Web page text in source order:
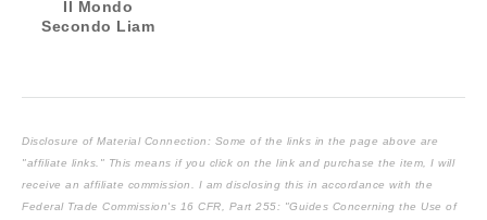
Il Mondo
Secondo Liam
Disclosure of Material Connection: Some of the links in the page above are
"affiliate links." This means if you click on the link and purchase the item, I will
receive an affiliate commission. I am disclosing this in accordance with the
Federal Trade Commission's 16 CFR, Part 255: "Guides Concerning the Use of